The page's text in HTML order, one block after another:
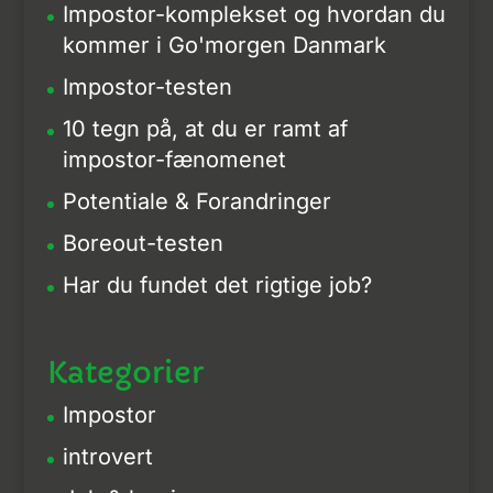
Impostor-komplekset og hvordan du
kommer i Go'morgen Danmark
Impostor-testen
10 tegn på, at du er ramt af
impostor-fænomenet
Potentiale & Forandringer
Boreout-testen
Har du fundet det rigtige job?
Kategorier
Impostor
introvert